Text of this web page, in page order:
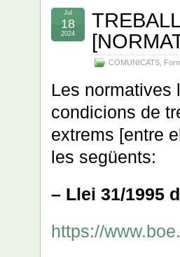
COMUNICATS
Jul
18
2024
Les normatives
condicions de
extrems [entre
les següents:
– Llei 31/1995
https://